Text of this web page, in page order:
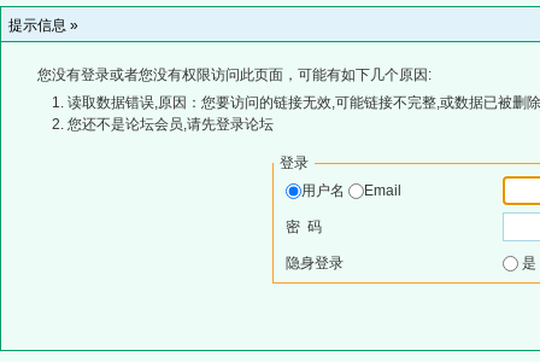
提示信息 »
您没有登录或者您没有权限访问此页面，可能有如下几个原因:
读取数据错误,原因：您要访问的链接无效,可能链接不完整,或数据已被删
您还不是论坛会员,请先登录论坛
登录
用户名
Email
密 码
隐身登录